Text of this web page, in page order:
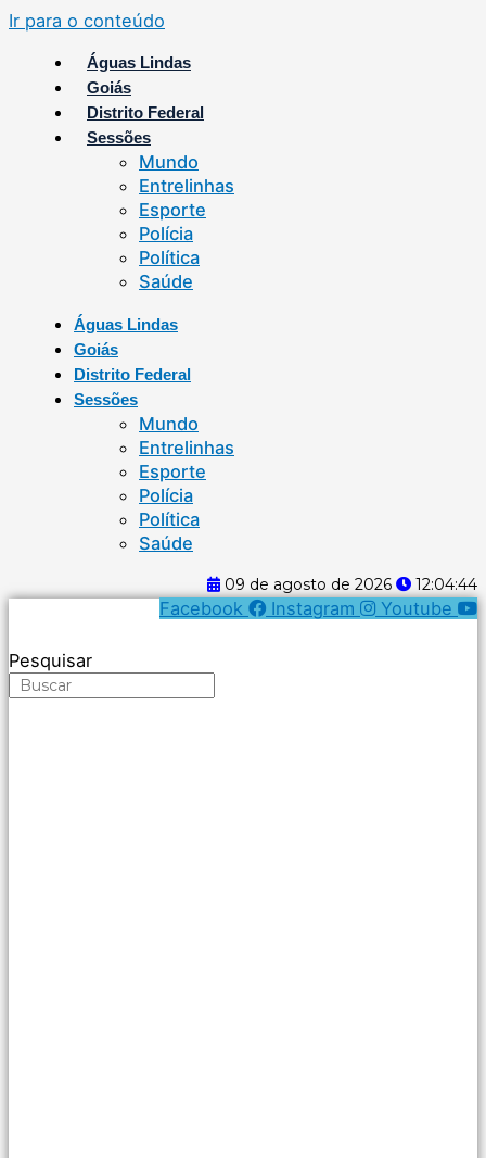
Ir para o conteúdo
Águas Lindas
Goiás
Distrito Federal
Sessões
Mundo
Entrelinhas
Esporte
Polícia
Política
Saúde
Águas Lindas
Goiás
Distrito Federal
Sessões
Mundo
Entrelinhas
Esporte
Polícia
Política
Saúde
09 de agosto de 2026 12:04:44
Facebook Instagram Youtube
Pesquisar